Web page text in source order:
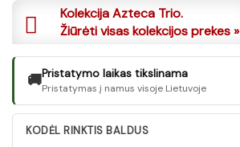
Kolekcija Azteca Trio.
Žiūrėti visas kolekcijos prekes »
🚚Pristatymo laikas tikslinama
Pristatymas į namus visoje Lietuvoje
KODĖL RINKTIS BALDUS